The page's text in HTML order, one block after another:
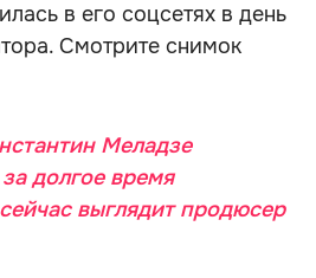
в его соцсетях в день
Смотрите снимок
Меладзе
долгое время
выглядит продюсер